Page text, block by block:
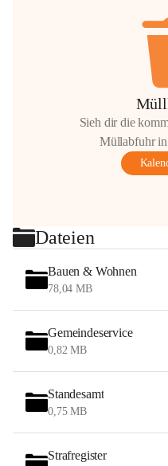
Sieh dir die
Müllabfuhr in
Dateien
Bauen & Wohnen
78,04 MB
Gemeindeservice
0,82 MB
Standesamt
0,75 MB
Strafregister